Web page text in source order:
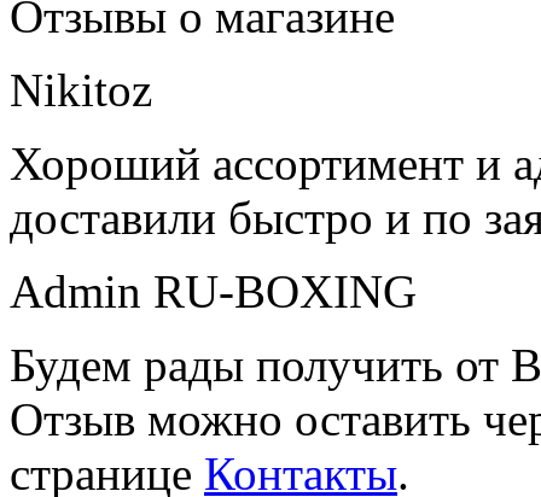
Отзывы о магазине
Nikitoz
Хороший ассортимент и
доставили быстро и по
Admin RU-BOXING
Будем рады получить от
Отзыв можно оставить
странице Контакты.